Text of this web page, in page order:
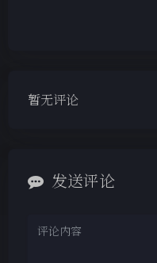
暂无评论
发送评论